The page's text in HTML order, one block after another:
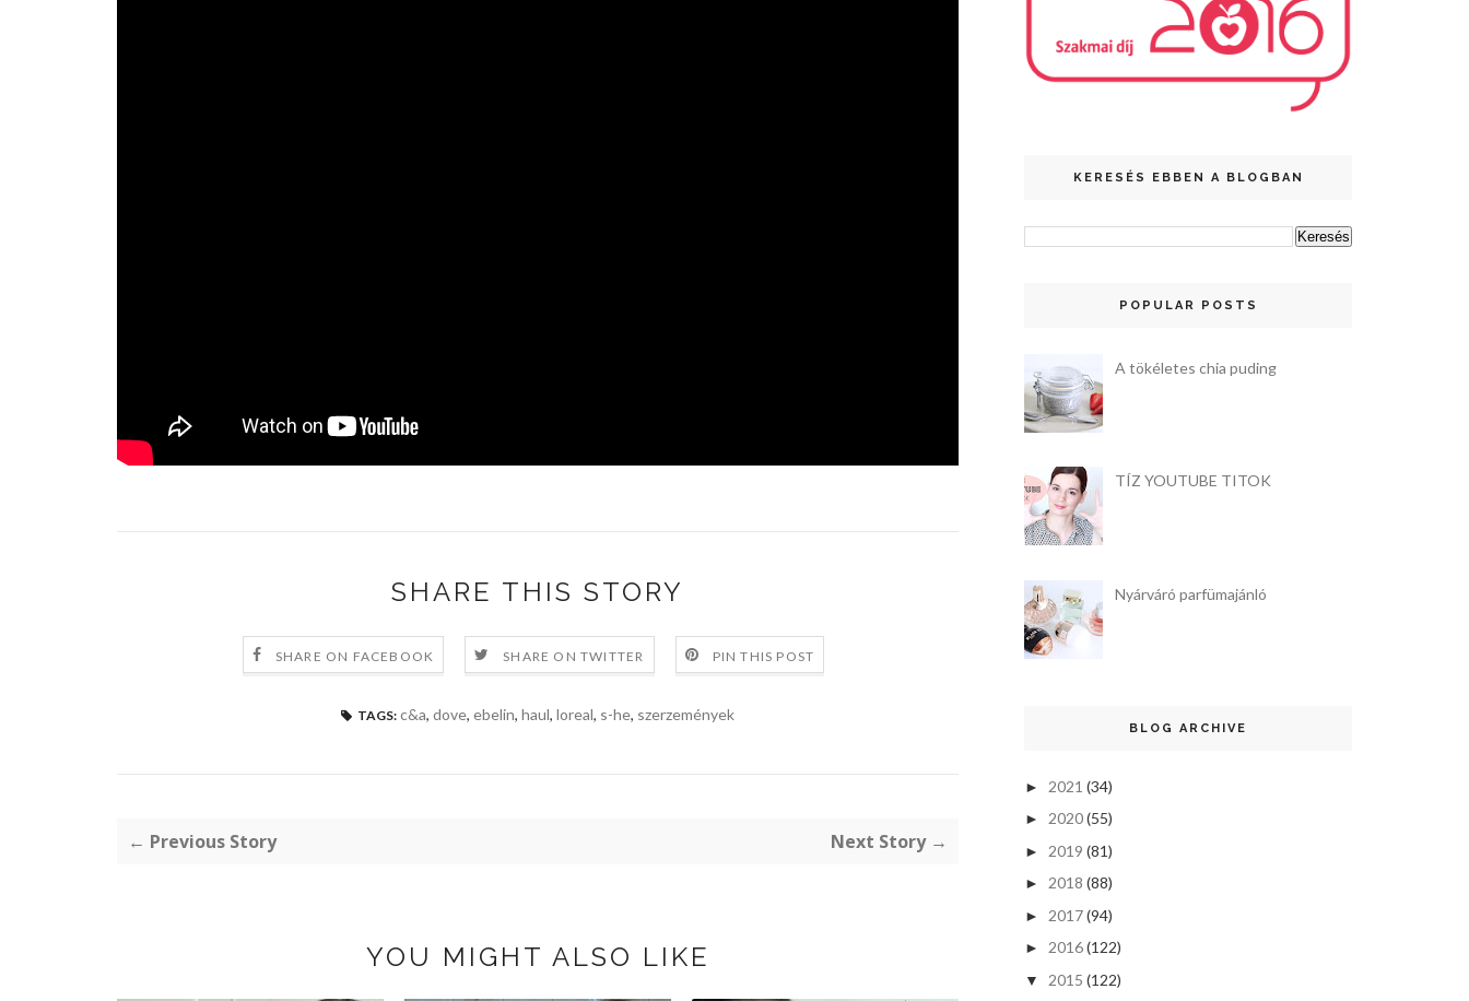
SHARE THIS STORY
SHARE ON FACEBOOK SHARE ON TWITTER PIN THIS POST
TAGS: c&a, dove, ebelin, haul, loreal, s-he, szerzemények
← Previous Story Next Story →
YOU MIGHT ALSO LIKE
KERESÉS EBBEN A BLOGBAN
POPULAR POSTS
A tökéletes chia puding
TÍZ YOUTUBE TITOK
Nyárváró parfümajánló
BLOG ARCHIVE
► 2021 (34)
► 2020(55)
► 2019 (81)
► 2018 (88)
► 2017(94)
► 2016(122)
▼ 2015 (122)